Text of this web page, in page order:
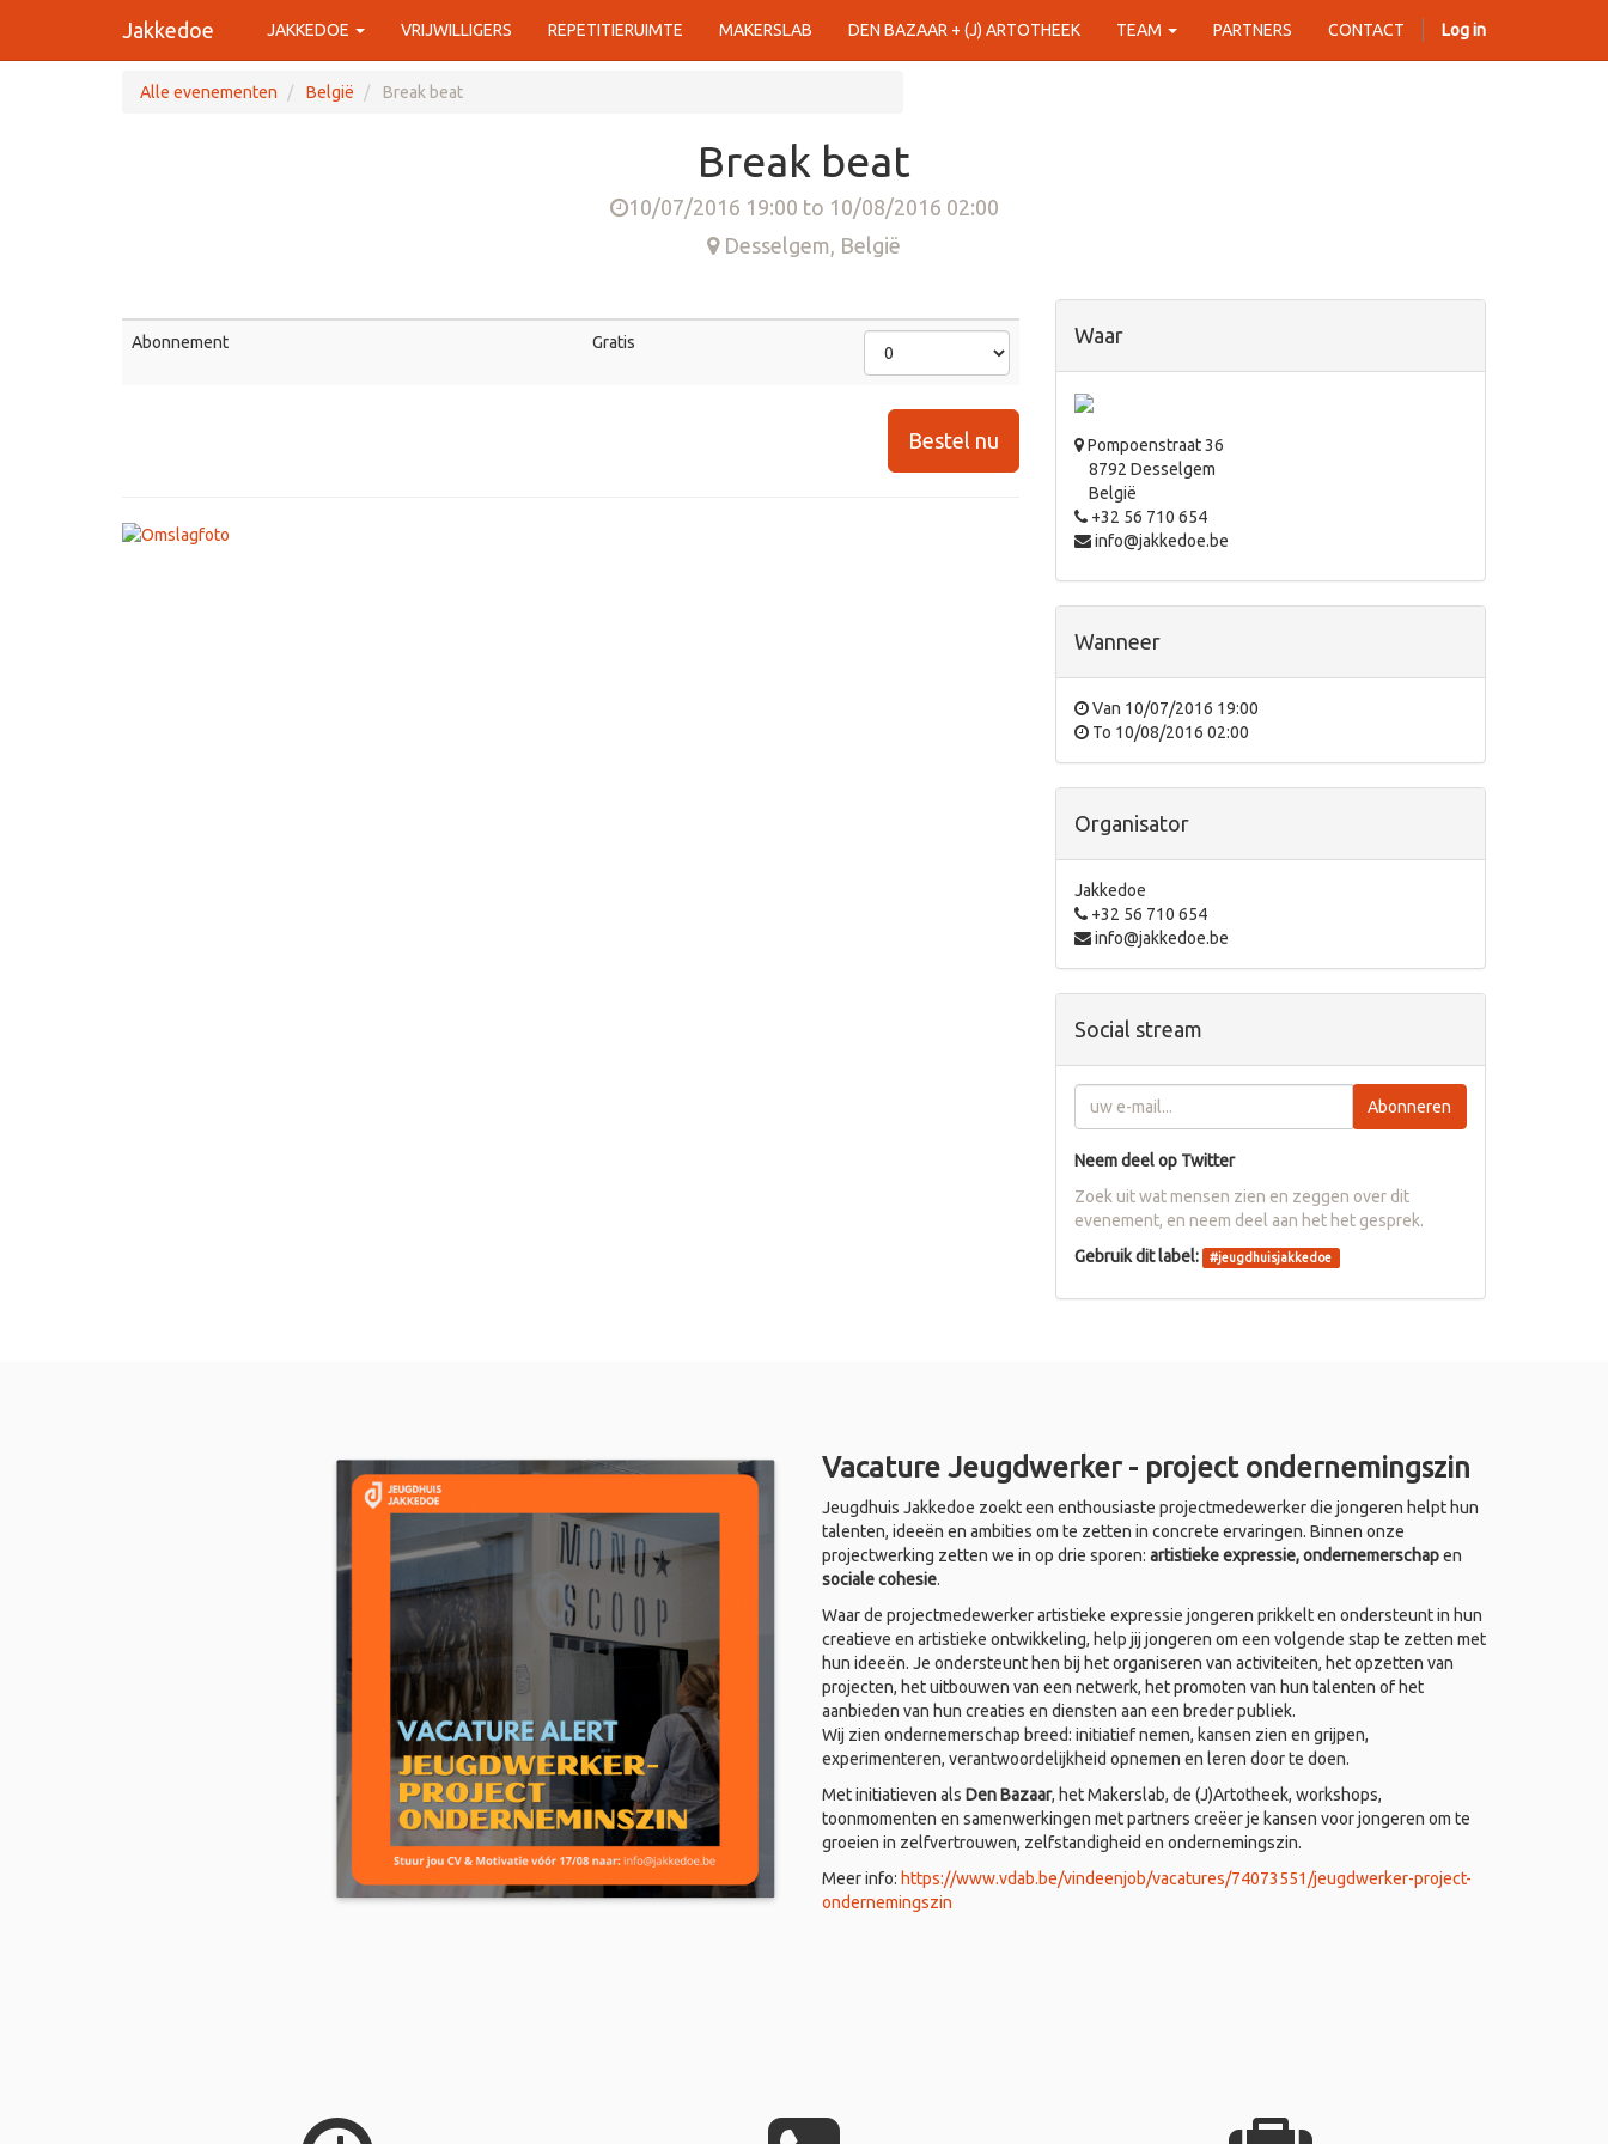
Jakkedoe JAKKEDOE VRIJWILLIGERS REPETITIERUIMTE MAKERSLAB DEN BAZAAR + (J) ARTOTHEEK TEAM PARTNERS CONTACT Log in
Alle evenementen België Break beat
Break beat
10/07/2016 19:00 to 10/08/2016 02:00
Desselgem, België
Abonnement Gratis
Bestel nu
Waar
Pompoenstraat 36
8792 Desselgem
België
+32 56 710 654
info@jakkedoe.be
Wanneer
Van 10/07/2016 19:00
To 10/08/2016 02:00
Organisator
Jakkedoe
+32 56 710 654
info@jakkedoe.be
Social stream
Abonneren
Neem deel op Twitter
Zoek uit wat mensen zien en zeggen over dit
evenement, en neem deel aan het het gesprek.
Gebruik dit label:
#jeugdhuisjakkedoe
Vacature Jeugdwerker - project ondernemingszin
Jeugdhuis Jakkedoe zoekt een enthousiaste projectmedewerker die jongeren helpt hun
talenten, ideeën en ambities om te zetten in concrete ervaringen. Binnen onze
projectwerking zetten we in op drie sporen: artistieke expressie, ondernemerschapen
sociale cohesie.
Waar de projectmedewerker artistieke expressie jongeren prikkelt en ondersteunt in hun
creatieve en artistieke ontwikkeling, help jij jongeren om een volgende stap te zetten met
hun ideeën. Je ondersteunt hen bij het organiseren van activiteiten, het opzetten van
projecten, het uitbouwen van een netwerk, het promoten van hun talenten of het
aanbieden van hun creaties en diensten aan een breder publiek.
Wij zien ondernemerschap breed: initiatief nemen, kansen zien en grijpen,
experimenteren, verantwoordelijkheid opnemen en leren door te doen.
Met initiatieven als Den Bazaar, het Makerslab, de (J)Artotheek, workshops,
toonmomenten en samenwerkingen met partners creëer je kansen voor jongeren om te
groeien in zelfvertrouwen, zelfstandigheid en ondernemingszin.
Meer info: https://www.vdab.be/vindeenjob/vacatures/74073551/jeugdwerker-project-
ondernemingszin